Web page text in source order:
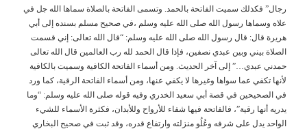
رجال” فكذلك سميت الفاتحة بالحمد. وتسمى الفاتحة بالصلاة سماها الله جل في
علاه وسماها رسول الله صلى الله عليه وسلم ،في صحيح مسلم بسنده إلى أبي
هريرة قال: قال رسول الله صلى الله عليه وسلم: “قال الله تعالى: إني قسمت
الصلاة بيني وبين عبدي نصفين، فإذا قال الحمد لله رب العالمين قال الله تعالى
حمدني عبدي…” إلى آخر الحديث. ومن أسماء الفاتحة الكافية وسميت بالكافية
لأنها تكفي عما سواها وغيرها لا يكفي عنها، ومن أسماء الفاتحة الرقية، كما ورد
في الصحيحين في قصة أبي سعيد الخدري وفيه قوله صلى الله عليه وسلم: “وما
يدريه أنها رقية”، فالفاتحة فيها شفاء للأرواح وللأبدان، فكثرة الأسماء للشيء
الواحد يدل على شرفه وعُلُو منزلته وارتفاع قدره، وقد ثبت في صحيح البخاري